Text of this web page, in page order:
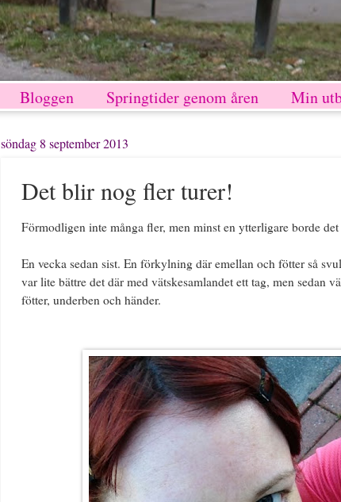
Bloggen Springtider genom åren Min
söndag 8 september 2013
Det blir nog fler turer!
Förmodligen inte många fler, men minst en ytterligare borde
En vecka sedan sist. En förkylning där emellan och fötter så
var lite bättre det där med vätskesamlandet ett tag, men sedan
fötter, underben och händer.